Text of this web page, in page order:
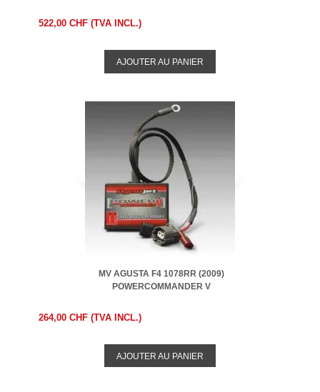
522,00 CHF (TVA INCL.)
AJOUTER AU PANIER
MV AGUSTA F4 1078RR (2009)
POWERCOMMANDER V
264,00 CHF (TVA INCL.)
AJOUTER AU PANIER